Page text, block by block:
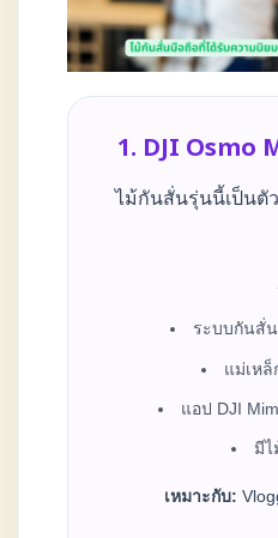
1. DJI Osmo
ไม้กันสั่นรุ่นนี้เป็นตั
ระบบกันสั่
แม่เห
แอป DJI
มี
เหมาะกับ: